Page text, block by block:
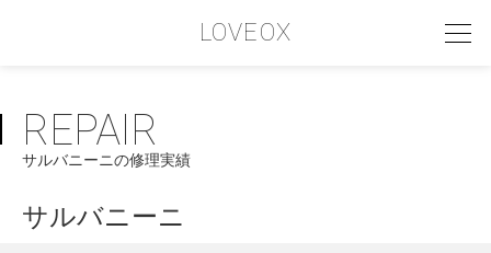
LOVEOX
PHILOSOPHY
フィロソフィー
COMPANY PROFILE
REPAIR
サルバニーニの修理実績
サルバニーニ